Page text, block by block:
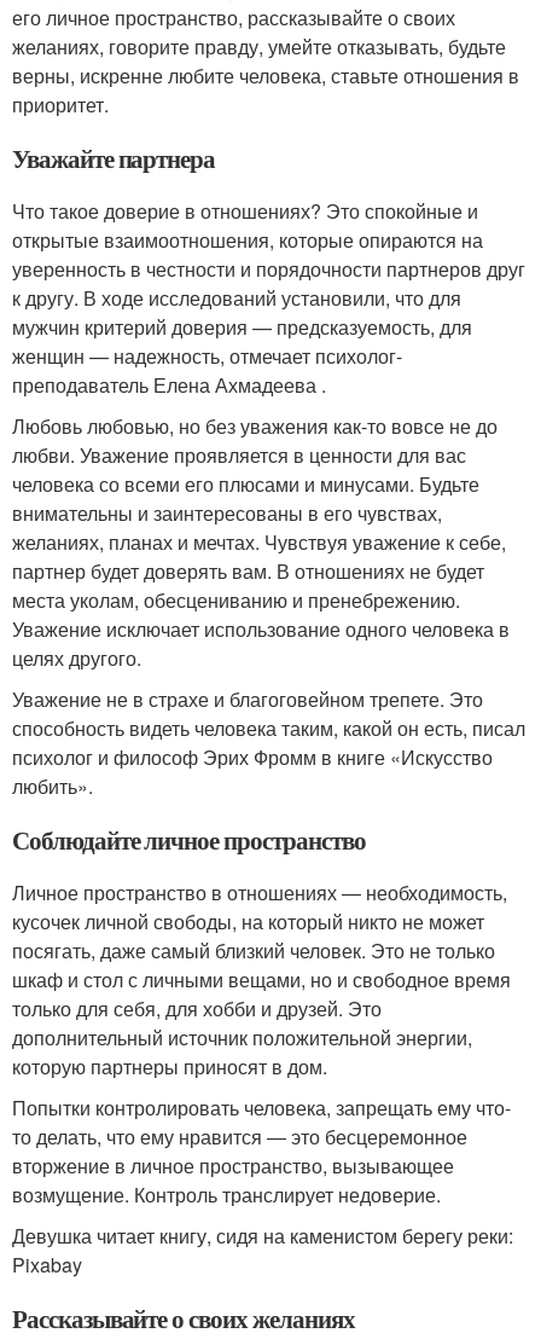
его личное пространство, рассказывайте о своих
желаниях, говорите правду, умейте отказывать, будьте
верны, искренне любите человека, ставьте отношения в
приоритет.
Уважайте партнера
Что такое доверие в отношениях? Это спокойные и
открытые взаимоотношения, которые опираются на
уверенность в честности и порядочности партнеров друг
к другу. В ходе исследований установили, что для
мужчин критерий доверия — предсказуемость, для
женщин — надежность, отмечает психолог-
преподаватель Елена Ахмадеева .
Любовь любовью, но без уважения как-то вовсе не до
любви. Уважение проявляется в ценности для вас
человека со всеми его плюсами и минусами. Будьте
внимательны и заинтересованы в его чувствах,
желаниях, планах и мечтах. Чувствуя уважение к себе,
партнер будет доверять вам. В отношениях не будет
места уколам, обесцениванию и пренебрежению.
Уважение исключает использование одного человека в
целях другого.
Уважение не в страхе и благоговейном трепете. Это
способность видеть человека таким, какой он есть, писал
психолог и философ Эрих Фромм в книге «Искусство
любить».
Соблюдайте личное пространство
Личное пространство в отношениях — необходимость,
кусочек личной свободы, на который никто не может
посягать, даже самый близкий человек. Это не только
шкаф и стол с личными вещами, но и свободное время
только для себя, для хобби и друзей. Это
дополнительный источник положительной энергии,
которую партнеры приносят в дом.
Попытки контролировать человека, запрещать ему что-
то делать, что ему нравится — это бесцеремонное
вторжение в личное пространство, вызывающее
возмущение. Контроль транслирует недоверие.
Девушка читает книгу, сидя на каменистом берегу реки:
Pixabay
Рассказывайте о своих желаниях